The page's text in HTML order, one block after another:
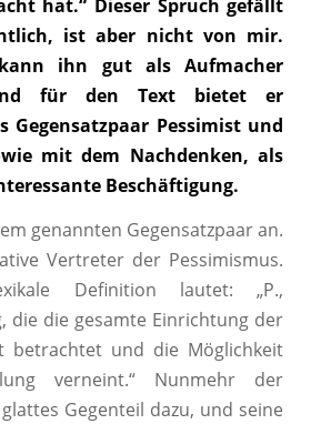
hat.“ Dieser Spruch gefällt
ist aber nicht von mir.
ihn gut als Aufmacher
für den Text bietet er
Gegensatzpaar Pessimist und
mit dem Nachdenken, als
Beschäftigung.
genannten Gegensatzpaar an.
Vertreter der Pessimismus.
Definition lautet: „P.,
die die gesamte Einrichtung der
betrachtet und die Möglichkeit
verneint.“ Nunmehr der
Gegenteil dazu, und seine